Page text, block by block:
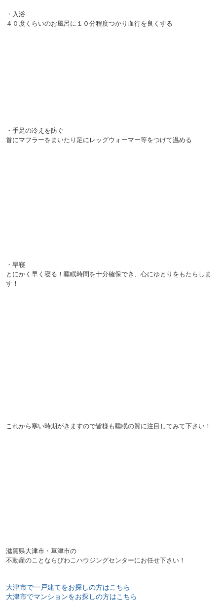
・入浴
４０度くらいのお風呂に１０分程度つかり血行を良くする
・手足の冷えを防ぐ
首にマフラーをまいたり足にレッグウォーマー等をつけて温める
・早寝
とにかく早く寝る！睡眠時間を十分確保でき、心にゆとりをもたらしま
す！
これから寒い時期がきますので皆様も睡眠の質に注目してみて下さい！
滋賀県大津市・草津市の
不動産のことならびわこハウジングセンターにお任せ下さい！
大津市で一戸建てをお探しの方はこちら
大津市でマンションをお探しの方はこちら